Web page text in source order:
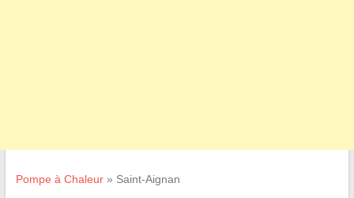
Pompe à Chaleur» Saint-Aignan